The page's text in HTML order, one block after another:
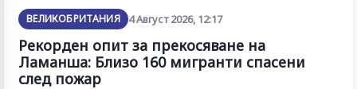
ВЕЛИКОБРИТАНИЯ 4 Август 2026, 12:17
Рекорден опит за прекосяване на
Ламанша: Близо 160 мигранти спасени
след пожар